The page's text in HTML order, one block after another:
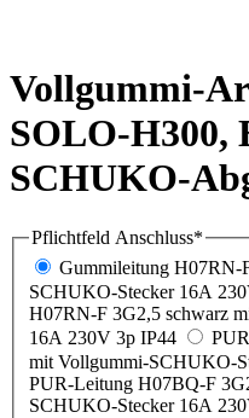
Vollgummi-
SOLO-H300,
SCHUKO-
Pflichtfeld Anschluss*
Gummileitung H07RN-
SCHUKO-Stecker 16A
H07RN-F 3G2,5 schwarz
16A 230V 3p IP44
mit Vollgummi-SCHUKO-
PUR-Leitung H07BQ-F
SCHUKO-Stecker 16A